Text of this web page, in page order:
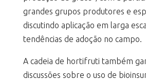
grandes grupos produtores e
discutindo aplicação em larga
tendências de adoção no campo.
A cadeia de hortifruti também
discussões sobre o uso de